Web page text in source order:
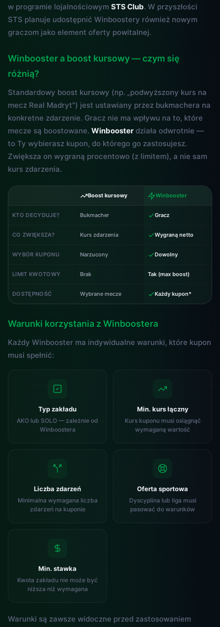
w programie lojalnościowym STS Club. W przyszłości
STS planuje udostępnić Winboostery również nowym
graczom jako element oferty powitalnej.
Winbooster a boost kursowy — czym się
różnią?
Standardowy boost kursowy (np. „podwyższony kurs na
mecz Real Madryt") jest ustawiany przez bukmachera na
konkretne zdarzenie. Gracz nie ma wpływu na to, które
mecze są boostowane. Winbooster działa odwrotnie —
to Ty wybierasz kupon, do którego go zastosujesz.
Zwiększa on wygraną procentowo (z limitem), a nie sam
kurs zdarzenia.
Boost kursowy Winbooster
KTO DECYDUJE? Bukmacher Gracz
CO ZWIĘKSZA? Kurs zdarzenia Wygraną netto
WYBÓR KUPONU Narzucony Dowolny
LIMIT KWOTOWY Brak Tak (max boost)
DOSTĘPNOŚĆ Wybrane mecze Każdy kupon*
Warunki korzystania z Winboostera
Każdy Winbooster ma indywidualne warunki, które kupon
musi spełnić:
Typ zakładu
AKO lub SOLO — zależnie od
Winboostera
Min. kurs łączny
Kurs kuponu musi osiągnąć
wymaganą wartość
Liczba zdarzeń
Minimalna wymagana liczba
zdarzeń na kuponie
Oferta sportowa
Dyscyplina lub liga musi
pasować do warunków
Min. stawka
Kwota zakładu nie może być
niższa niż wymagana
Warunki są zawsze widoczne przed zastosowaniem